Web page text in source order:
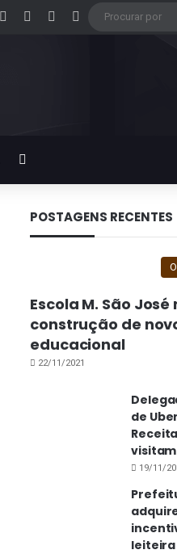
Facebook InstagramGoogle Play
POSTAGENS RECENTES
Escola M. São
construção de
educacional
22/11/2021
de
19/11/
leiteira